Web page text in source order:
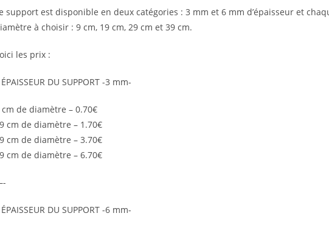
support est disponible en deux catégories : 3 mm et 6 mm d’épaisseur et
à choisir : 9 cm, 19 cm, 29 cm et 39 cm.
les prix :
DU SUPPORT -3 mm-
cm de diamètre – 0.70€
cm de diamètre – 1.70€
cm de diamètre – 3.70€
cm de diamètre – 6.70€
DU SUPPORT -6 mm-